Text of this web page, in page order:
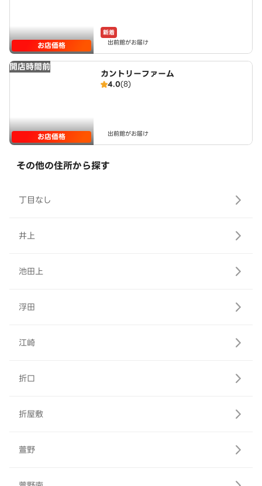
お店価格
新着
出前館がお届け
開店時間前
お店価格
カントリーファーム
4.0(8)
出前館がお届け
その他の住所から探す
丁目なし
井上
池田上
浮田
江崎
折口
折屋敷
萱野